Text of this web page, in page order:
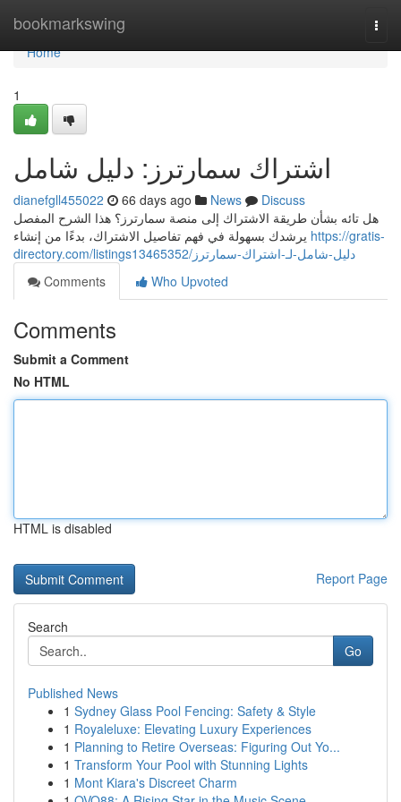
bookmarkswing
Home
Home
1
اشتراك سمارترز: دليل شامل
dianefgll455022 66 days ago News
Discuss
هل تائه بشأن طريقة الاشتراك إلى منصة سمارترز؟ هذا الشرح المفصل
https://gratis-
directory.com/listings13465352/دليل-شامل-لـ-اشتراك-سمارترز
Comments
Who Upvoted
Comments
Submit a Comment
No HTML
HTML is disabled
Report Page
Search
Go
Published News
1 Sydney Glass Pool Fencing: Safety & Style
1 Royaleluxe: Elevating Luxury Experiences
1 Planning to Retire Overseas: Figuring Out Yo...
1 Transform Your Pool with Stunning Lights
1 Mont Kiara's Discreet Charm